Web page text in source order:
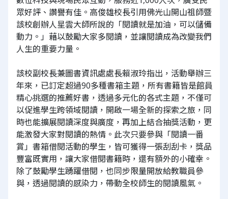
眾好評、讚譽有佳。高俊雄校長引用佛光山開山祖師暨
該校創辦人星雲大師所說的「閱讀就是加油，可以儲備
動力。」藉以鼓勵大家多閱讀，並讓閱讀成為改變我們
人生的重要力量。
該校副校長兼圖書資訊處處長賴淑玲指出，活動舉辦三
年來，已訂定超過90多種書箱主題，所有書籍皆是館員
精心挑選的推薦好書，透過多元化的各式主題，不僅可
以促進學生跨領域閱讀，開啟一場全新的探索之旅，同
時也能擴展閱讀深度與廣度，再加上結合抽獎活動，更
能激發大家對閱讀的熱情。此次只要參與「閱讀一番
賞」書箱借閱活動的學生，皆可獲得一張刮刮卡，獎品
豐富既實用，讓大家借閱書籍時，還有額外的小確幸。
除了鼓勵學生踴躍借閱，也同步限量開放給教職員參
與，透過閱讀的感染力，帶動全校師生的閱讀風氣。